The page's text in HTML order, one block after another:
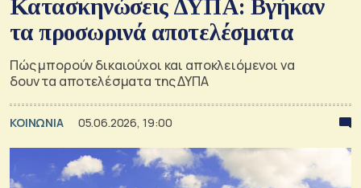
Κατασκηνώσεις ΔΥΠΑ: Βγήκαν
τα προσωρινά αποτελέσματα
Πώς μπορούν δικαιούχοι και αποκλειόμενοι να
δουν τα αποτελέσματα της ΔΥΠΑ
ΚΟΙΝΩΝΙΑ 05.06.2026, 19:00